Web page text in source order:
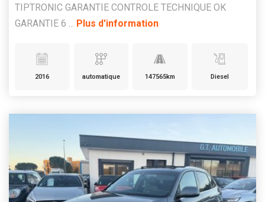
TIPTRONIC GARANTIE CONTROLE TECHNIQUE OK
GARANTIE 6 ... Plus d'information
2016 automatique 147565km Diesel